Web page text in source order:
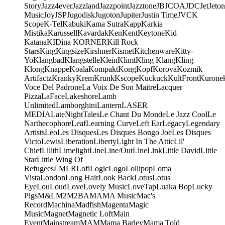
StoryJazz4everJazzlandJazzpointJazztoneJBJCOAJDCJetJeton
MusicJoyJSPJugodiskJugotonJupiterJustin TimeJVCK
ScopeK-TelKabukiKama SutraKappKarkia
MistikaKarussellKavardakKenKentKeytoneKid
KatanaKIDina KORNERKill Rock
StarsKingKingsizeKirshnerKismetKitchenwareKitty-
YoKlangbadKlangstelleKleinKlimtKling KlangKling
KlongKnappeKoalaKompaktKongKopfKorovaKozmik
ArtifactzKrankyKremKrunkKscopeKuckuckKultFront
Voce Del PadroneLa Voix De Son MaitreLacquer
PizzaLaFaceLakeshoreLamb
UnlimitedLamborghiniLanternLASER
MEDIALateNightTalesLe Chant Du MondeLe Jazz CoolLe
NarthecophoreLeafLearning CurveLeft EarLegacyLegendary
ArtistsLeoLes DisquesLes Disques Bongo JoeLes Disques
VictoLewisLiberationLibertyLight In The AtticLil'
ChiefLilithLimelightLineLine/OutLineLinkLittle DavidLittle
StarLittle Wing Of
RefugeesLMLRLofiLogicLogoLollipopLoma
VistaLondonLong HairLook BackLotusLotus
EyeLouLoudLoveLovely MusicLoveTapLuaka BopLucky
PigsM&LM2M2BAMAMA MusicMac's
RecordMachinaMadfishMagentaMagic
MusicMagnetMagnetic LoftMain
EventMainstreamMAMMama BarleyMama Told